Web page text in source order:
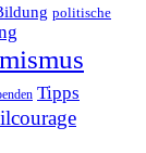
politische
Tipps